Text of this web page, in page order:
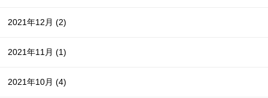
2021年12月(2)
2021年11月(1)
2021年10月(4)